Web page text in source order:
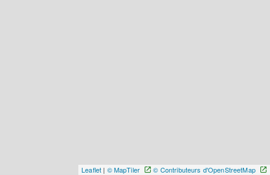
Leaflet | © MapTiler © Contributeurs d'OpenStreetMap